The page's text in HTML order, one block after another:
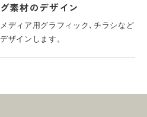
素材のデザイン
ディア用グラフィック､ チラシなど
ザインします。